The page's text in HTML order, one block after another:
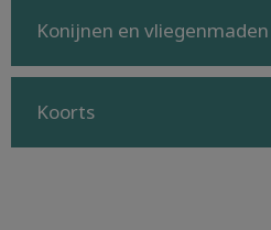
Konijnen en vliegenmaden
Koorts